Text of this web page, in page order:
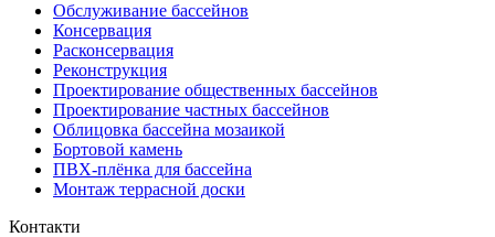
Обслуживание бассейнов
Консервация
Расконсервация
Реконструкция
Проектирование общественных бассейнов
Проектирование частных бассейнов
Облицовка бассейна мозаикой
Бортовой камень
ПВХ-плёнка для бассейна
Монтаж террасной доски
Контакти